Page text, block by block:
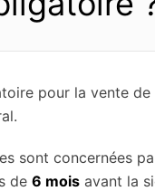
pour la vente
sont concernées
de 6 mois avant la